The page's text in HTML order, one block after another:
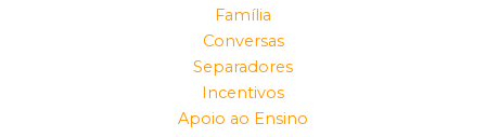
Família
Conversas
Separadores
Incentivos
Apoio ao Ensino